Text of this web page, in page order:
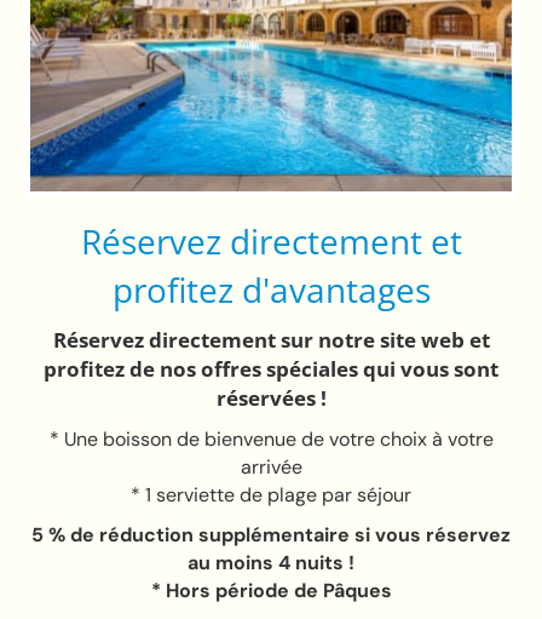
Réservez directement et
profitez d'avantages
Réservez directement sur notre site web et
profitez de nos offres spéciales qui vous sont
réservées !
* Une boisson de bienvenue de votre choix à votre
arrivée
* 1 serviette de plage par séjour
5 % de réduction supplémentaire si vous réservez
au moins 4 nuits !
* Hors période de Pâques